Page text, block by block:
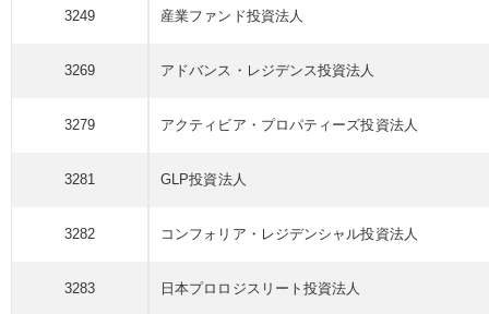
3249 産業ファンド投資法人
3269 アドバンス・レジデンス投資法人
3279 アクティビア・プロパティーズ投資法人
3281 GLP投資法人
3282 コンフォリア・レジデンシャル投資法人
3283 日本プロロジスリート 投資法人